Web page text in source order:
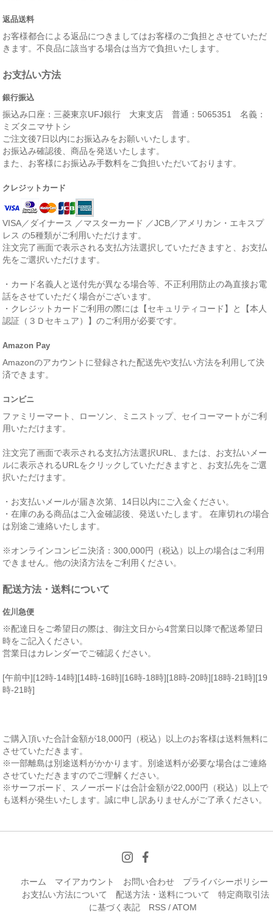
返品送料
お客様都合による返品につきましてはお客様のご負担とさせていただ
きます。不良品に該当する場合は当方で負担いたします。
お支払い方法
銀行振込
振込み口座：三菱東京UFJ銀行 大東支店 普通：5065351 名義：
ミズタニマサトシ
ご注文後7日以内にお振込みをお願いいたします。
お振込み確認後、商品を発送いたします。
また、お客様にお振込み手数料をご負担いただいております。
クレジットカード
VISA／ダイナース ／マスターカード ／JCB／アメリカン・エキスプ
レス の5種類がご利用いただけます。
注文完了画面で表示される支払方法選択していただきますと、お支払
先をご選択いただけます。
・カード名義人と送付先が異なる場合等、不正利用防止の為直接お電
話をさせていただく場合がございます。
・クレジットカードご利用の際には【セキュリティコード】と【本人
認証（３Ｄセキュア）】のご利用が必要です。
Amazon Pay
Amazonのアカウントに登録された配送先や支払い方法を利用して決
済できます。
コンビニ
ファミリーマート、ローソン、ミニストップ、セイコーマートがご利
用いただけます。
注文完了画面で表示される支払方法選択URL、または、お支払いメー
ルに表示されるURLをクリックしていただきますと、お支払先をご選
択いただけます。
・お支払いメールが届き次第、14日以内にご入金ください。
・在庫のある商品はご入金確認後、発送いたします。 在庫切れの場合
は別途ご連絡いたします。
※オンラインコンビニ決済：300,000円（税込）以上の場合はご利用
できません。他の決済方法をご利用ください。
配送方法・送料について
佐川急便
※配達日をご希望日の際は、御注文日から4営業日以降で配送希望日
時をご記入ください。
営業日はカレンダーでご確認ください。
[午前中][12時-14時][14時-16時][16時-18時][18時-20時][18時-21時][19
時-21時]
ご購入頂いた合計金額が18,000円（税込）以上のお客様は送料無料に
させていただきます。
※一部離島は別途送料がかかります。別途送料が必要な場合はご連絡
させていただきますのでご理解ください。
※サーフボード、スノーボードは合計金額が22,000円（税込）以上で
も送料が発生いたします。誠に申し訳ありませんがご了承ください。
ホーム マイアカウント お問い合わせ
プライバシーポリシー
お支払い方法について
配送方法・送料について
特定商取引法
に基づく表記
RSS/ATOM